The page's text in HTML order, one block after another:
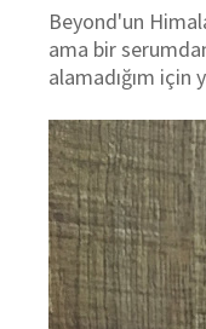
Beyond'un
ama bir
alamadığım için